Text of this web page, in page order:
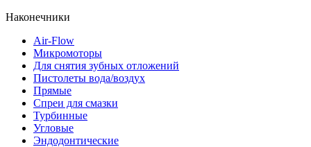
Наконечники
Air-Flow
Микромоторы
Для снятия зубных отложений
Пистолеты вода/воздух
Прямые
Спреи для смазки
Турбинные
Угловые
Эндодонтические